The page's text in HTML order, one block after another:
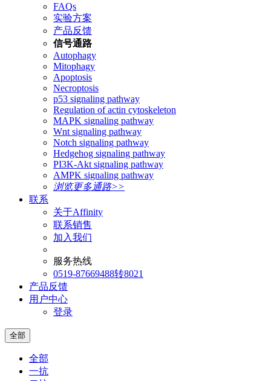
FAQs
实验方案
产品反馈
信号通路
Autophagy
Mitophagy
Apoptosis
Necroptosis
p53 signaling pathway
Regulation of actin cytoskeleton
MAPK signaling pathway
Wnt signaling pathway
Notch signaling pathway
Hedgehog signaling pathway
PI3K-Akt signaling pathway
AMPK signaling pathway
浏览更多通路>>
联系
关于Affinity
联系销售
加入我们
服务热线
0519-87669488转8021
产品反馈
用户中心
登录
全部
全部
一抗